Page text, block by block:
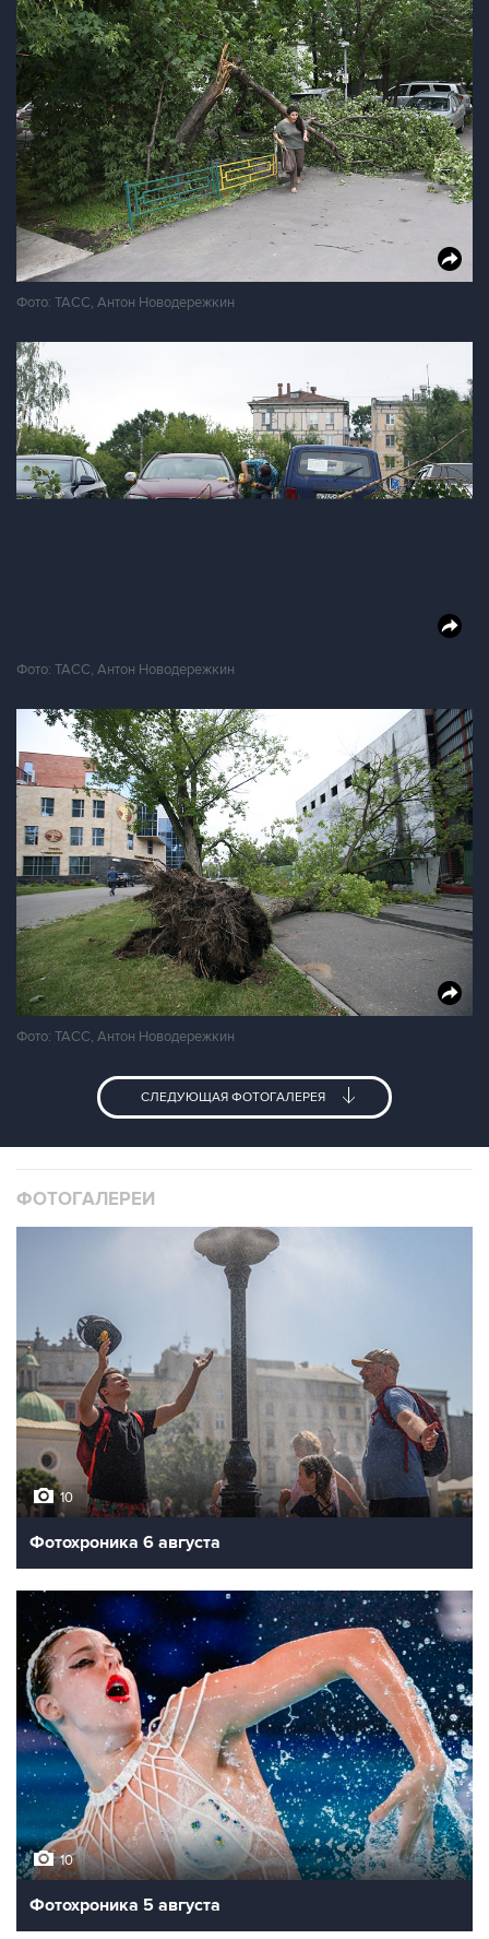
Фото: ТАСС, Антон Новодережкин
Фото: ТАСС, Антон Новодережкин
Фото: ТАСС, Антон Новодережкин
СЛЕДУЮЩАЯ ФОТОГАЛЕРЕЯ
ФОТОГАЛЕРЕИ
10
Фотохроника 6 августа
10
Фотохроника 5 августа